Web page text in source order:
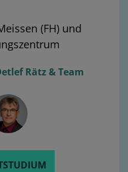
(FH) und
Rätz & Team